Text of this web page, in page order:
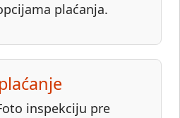
plaćanja.
inspekciju pre